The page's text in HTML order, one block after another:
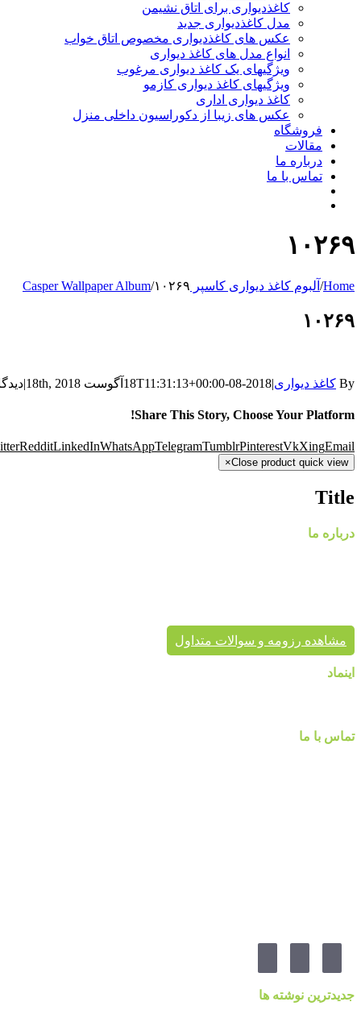
کاغذدیواری برای اتاق نشیمن
مدل کاغذدیواری جدید
عکس های کاغذدیواری مخصوص اتاق خواب
انواع مدل های کاغذ دیواری
ویژگیهای یک کاغذ دیواری مرغوب
ویژگیهای کاغذ دیواری کازمو
کاغذ دیواری اداری
عکس های زیبا از دکوراسیون داخلی منزل
فروشگاه
مقالات
درباره ما
تماس با ما
۱۰۲۶۹
Home
/ آلبوم کاغذ دیواری کاسپر Casper Wallpaper Album /۱۰۲۶۹
۱۰۲۶۹
By کاغذ دیواری|
2018-08-18T11:31:13+00:00 آگوست 18th, 2018 |
Share This Story, Choose Your Platform!
RedditLinkedInWhatsAppTelegramTumblrPinterestVkXingEmail
Close product quick view
×
Title
درباره ما
مشاهده رزومه و سوالات متداول
اینماد
تماس با ما
جدیدترین نوشته ها